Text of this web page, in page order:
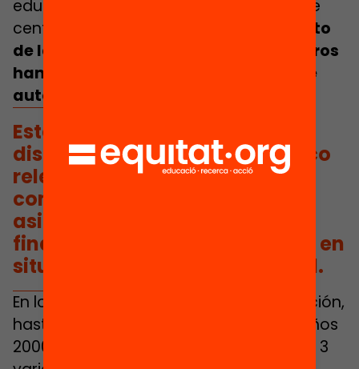
educativos se mantienen relativamente
centralizadas, mientras que
en el ámbito
de la gestión presupuestaria los centros
han mantenido un amplio margen de
autonomía.
Este sistema de financiación
disfruta de un consenso público
relevante, lo que refuerza su
componente de equidad, y
asigna casi el doble de
financiación para estudiantes en
situación de desventaja social.
En lo referente a los criterios de asignación,
hasta mediados de la década de los años
2000 la fórmula estaba compuesta por 3